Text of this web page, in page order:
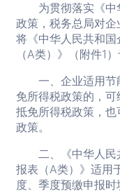
为贯彻落实《中
政策，税务总局对
将《中华人民共和
（A类）》（附件1
一、企业适用节
免所得税政策的，
抵免所得税政策，
政策。
二、《中华人民
报表（A类）》适用
度、季度预缴申报时